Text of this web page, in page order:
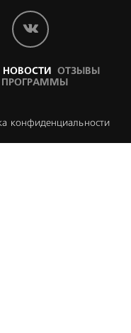
НОВОСТИ
ОТЗЫВЫ
ПРОГРАММЫ
конфиденциальности